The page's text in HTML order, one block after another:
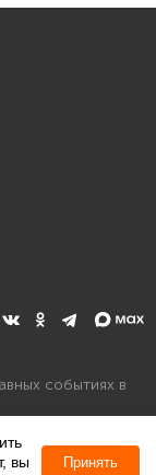
событиях в
вы
Принять